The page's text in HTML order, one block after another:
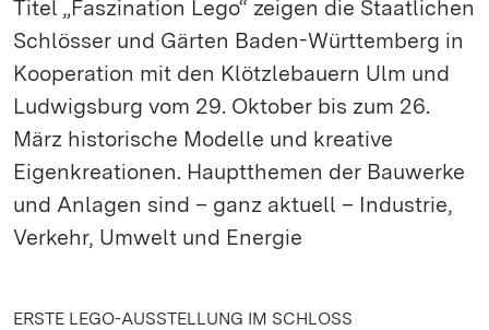
Titel „Faszination Lego“ zeigen die Staatlichen
Schlösser und Gärten Baden-Württemberg in
Kooperation mit den Klötzlebauern Ulm und
Ludwigsburg vom 29. Oktober bis zum 26.
März historische Modelle und kreative
Eigenkreationen. Hauptthemen der Bauwerke
und Anlagen sind – ganz aktuell – Industrie,
Verkehr, Umwelt und Energie
ERSTE LEGO-AUSSTELLUNG IM SCHLOSS